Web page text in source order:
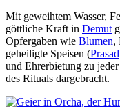
Mit geweihtem Wasser,
göttliche Kraft in Demut
Opfergaben wie Blumen,
geheiligte Speisen (Prasad
und Ehrerbietung zu
des Rituals dargebracht.